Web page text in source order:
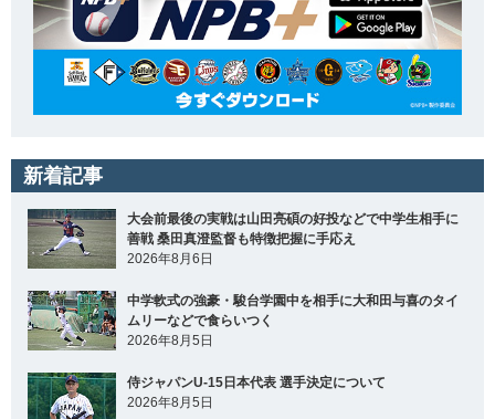
新着記事
大会前最後の実戦は山田亮碩の好投などで中学生相手に
善戦 桑田真澄監督も特徴把握に手応え
2026年8月6日
中学軟式の強豪・駿台学園中を相手に大和田与喜のタイ
ムリーなどで食らいつく
2026年8月5日
侍ジャパンU-15日本代表 選手決定について
2026年8月5日